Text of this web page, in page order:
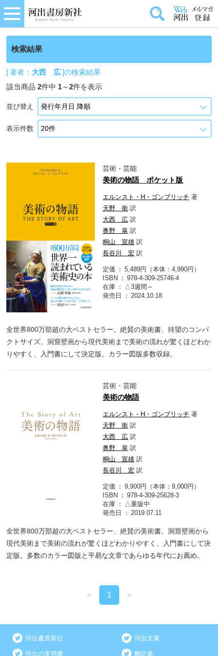
検索結果
[ 著者： 大西 広]の検索結果
該当商品2件中 1～2件を表示
並び替え
表示件数
芸術・芸能
美術の物語 ポケット版
エルンスト・H・ゴンブリッチ 著
天野 衛 訳
大西 広 訳
奥野 皐 訳
桐山 宣雄 訳
長谷川 宏 訳
定価
5,489円（本体：4,990円）
ISBN
978-4-309-25746-4
在庫
△3週間～
発売日
2024.10.18
全世界800万部超の大ベストセラー。絶賛の美術書、待望のコンパ
クトサイズ。洞窟壁画から現代美術まで美術の流れが驚くほどわか
りやすく、入門書にして決定版。カラー図版多数収録。
芸術・芸能
美術の物語
エルンスト・H・ゴンブリッチ 著
天野 衛 訳
大西 広 訳
奥野 皐 訳
桐山 宣雄 訳
長谷川 宏 訳
定価
9,900円（本体：9,000円）
ISBN
978-4-309-25628-3
在庫
△重版中
発売日
2019.07.11
全世界800万部超の大ベストセラー、絶賛の美術書。洞窟壁画から
現代美術まで美術の流れが驚くほどわかりやすく、入門書にして決
定版。多数のカラー図版と平易な文章であらゆる年代にお薦め。
« 1 »
河出書房新社 河出文庫
河出の実用書 翻訳書